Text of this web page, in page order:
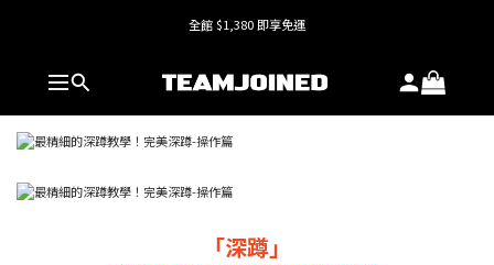
全館 $1,380 即享免運
「深蹲」